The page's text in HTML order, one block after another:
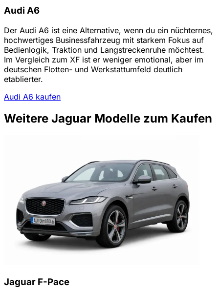
Audi A6
Der Audi A6 ist eine Alternative, wenn du ein nüchternes,
hochwertiges Businessfahrzeug mit starkem Fokus auf
Bedienlogik, Traktion und Langstreckenruhe möchtest.
Im Vergleich zum XF ist er weniger emotional, aber im
deutschen Flotten- und Werkstattumfeld deutlich
etablierter.
Audi A6 kaufen
Weitere Jaguar Modelle zum Kaufen
Jaguar F-Pace